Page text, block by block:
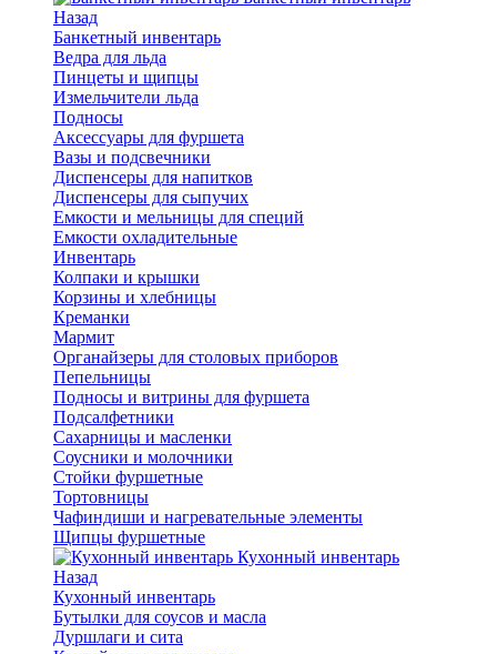
Назад
Банкетный инвентарь
Ведра для льда
Пинцеты и щипцы
Измельчители льда
Подносы
Аксессуары для фуршета
Вазы и подсвечники
Диспенсеры для напитков
Диспенсеры для сыпучих
Емкости и мельницы для специй
Емкости охладительные
Инвентарь
Колпаки и крышки
Корзины и хлебницы
Креманки
Мармит
Органайзеры для столовых приборов
Пепельницы
Подносы и витрины для фуршета
Подсалфетники
Сахарницы и масленки
Соусники и молочники
Стойки фуршетные
Тортовницы
Чафиндиши и нагревательные элементы
Щипцы фуршетные
Кухонный инвентарь
Назад
Кухонный инвентарь
Бутылки для соусов и масла
Дуршлаги и сита